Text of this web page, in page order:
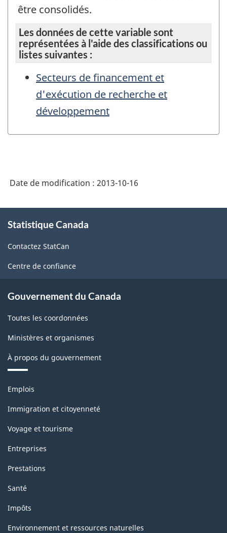
être consolidés.
Les données de cette variable sont
représentées à l'aide des classifications ou
listes suivantes :
Secteurs de financement et
d'exécution de recherche et
développement
Date de modification : 2013-10-16
propos
ce
site
Statistique Canada
Contactez StatCan
Centre de confiance
Gouvernement du Canada
Toutes les coordonnées
Ministères et organismes
À propos du gouvernement
Thèmes
sujets
Emplois
Immigration et citoyenneté
Voyage et tourisme
Entreprises
Prestations
Santé
Impôts
Environnement et ressources naturelles